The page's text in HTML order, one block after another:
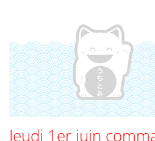
Jeudi 1er juin